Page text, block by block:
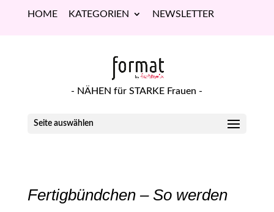
HOME KATEGORIEN NEWSLETTER
- NÄHEN für STARKE Frauen -
Seite auswählen
Fertigbündchen – So werden